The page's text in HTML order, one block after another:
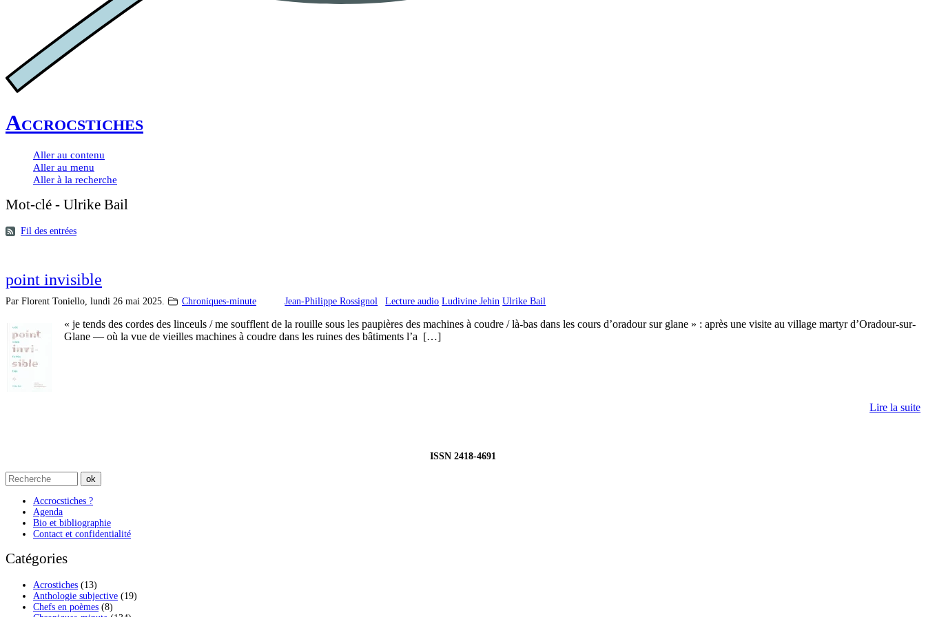
Accrocstiches
Aller au contenu
Aller au menu
Aller à la recherche
Mot-clé - Ulrike Bail
Fil des entrées
point invisible
Par Florent Toniello, lundi 26 mai 2025. Chroniques-minute Jean-Philippe Rossignol Lecture audio Ludivine Jehin Ulrike Bail
« je tends des cordes des linceuls / me soufflent de la rouille sous les paupières des machines à coudre / là-bas dans les cours d’oradour sur glane » : après une visite au village martyr d’Oradour-sur-
Glane — où la vue de vieilles machines à coudre dans les ruines des bâtiments l’a […]
Lire la suite
ISSN 2418-4691
Accrocstiches ?
Agenda
Bio et bibliographie
Contact et confidentialité
Catégories
Acrostiches (13)
Anthologie subjective (19)
Chefs en poèmes (8)